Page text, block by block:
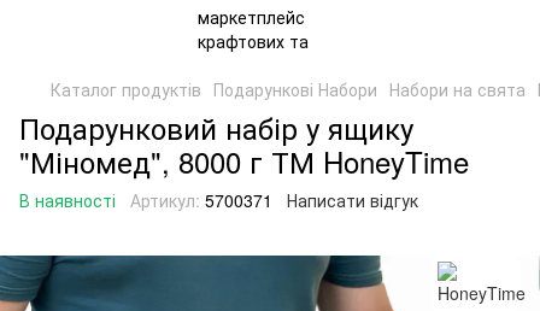
Каталог продуктів Подарункові Набори Набори на свята
Подарунковий набір у ящику
"Міномед", 8000 г ТМ HoneyTime
В наявності Артикул: 5700371 Написати відгук